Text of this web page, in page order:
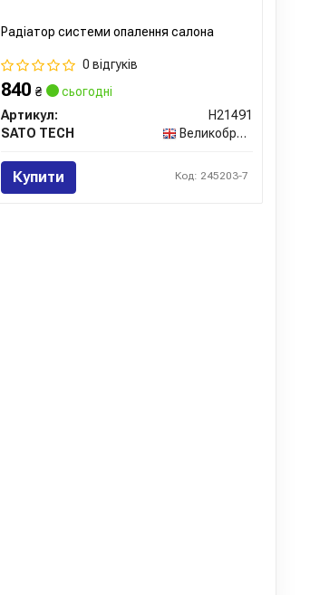
Радіатор системи опалення салона
0 відгуків
840₴
сьогодні
Артикул:
H21491
SATO TECH
Великобританія
Купити Код: 245203-7